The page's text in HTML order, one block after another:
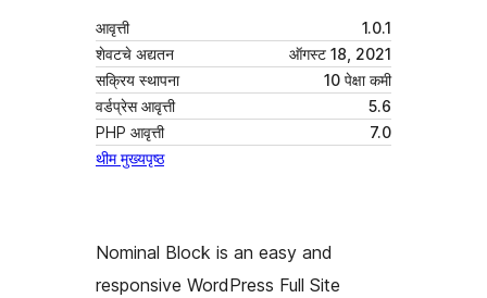
आवृत्ती
1.0.1
शेवटचे अद्यतन
ऑगस्ट 18, 2021
सक्रिय स्थापना
10 पेक्षा कमी
वर्डप्रेस आवृत्ती
5.6
PHP आवृत्ती
7.0
थीम मुख्यपृष्ठ
Nominal Block is an easy and
responsive WordPress Full Site